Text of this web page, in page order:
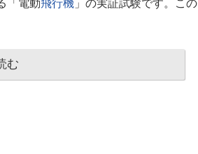
「電動飛行機 」の実証試験です。この
む